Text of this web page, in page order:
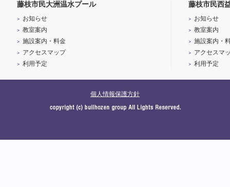
藤枝市民大洲温水プール
お知らせ
教室案内
施設案内・料金
アクセスマップ
利用予定
藤枝市民西
お知らせ
教室案内
施設案内・
アクセスマ
利用予定
個人情報保護方針